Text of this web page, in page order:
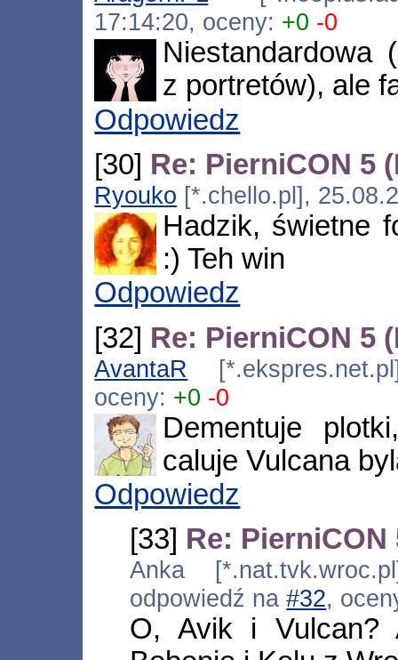
17:14:20, oceny: +0 -0
Niestandardowa
z portretów), ale
Odpowiedz
[30] Re: PierniCON 5
Ryouko [*.chello.pl],
Hadzik, świetne
:) Teh win
Odpowiedz
[32] Re: PierniCON 5
AvantaR
oceny: +0 -0
Dementuje
caluje Vulcana
Odpowiedz
[33] Re: PierniCON
Anka
odpowiedź na#32,
O, Avik i Vulcan?